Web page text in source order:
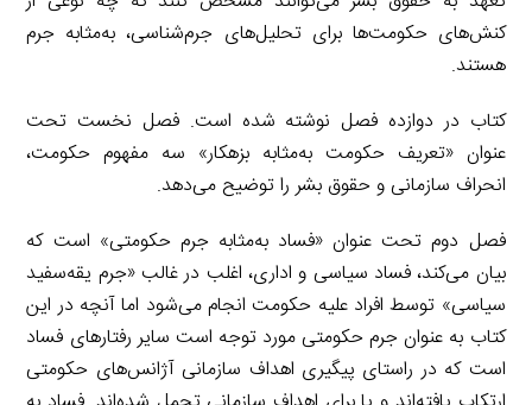
کنش‌های حکومت‌ها برای تحلیل‌های جرم‌شناسی، به‌مثابه جرم
هستند.
کتاب در دوازده فصل نوشته شده است. فصل نخست تحت
عنوان «تعریف حکومت به‌مثابه بزهکار» سه مفهوم حکومت،
انحراف سازمانی و حقوق بشر را توضیح می‌دهد.
فصل دوم تحت عنوان «فساد به‌مثابه جرم حکومتی» است که
بیان می‌کند، فساد سیاسی و اداری، اغلب در غالب «جرم یقه‌سفید
سیاسی» توسط افراد علیه حکومت انجام می‌شود اما آنچه در این
کتاب به عنوان جرم حکومتی مورد توجه است سایر رفتارهای فساد
است که در راستای پیگیری اهداف سازمانی آژانس‌های حکومتی